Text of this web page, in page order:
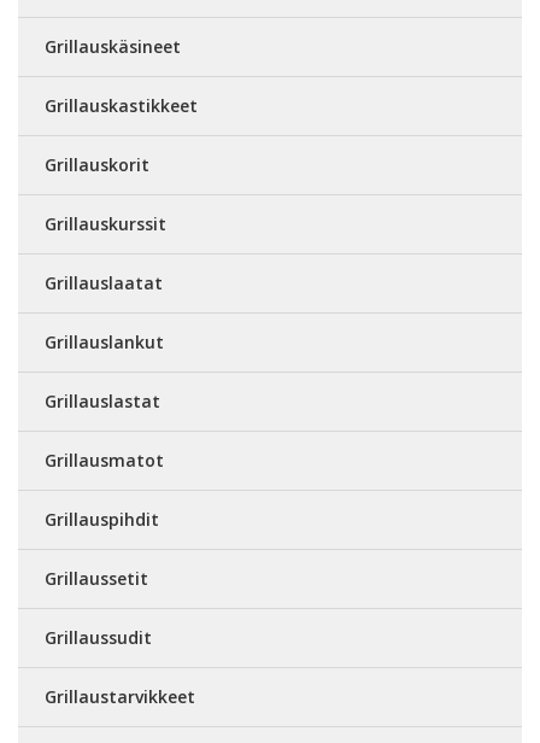
Grillauskäsineet
Grillauskastikkeet
Grillauskorit
Grillauskurssit
Grillauslaatat
Grillauslankut
Grillauslastat
Grillausmatot
Grillauspihdit
Grillaussetit
Grillaussudit
Grillaustarvikkeet